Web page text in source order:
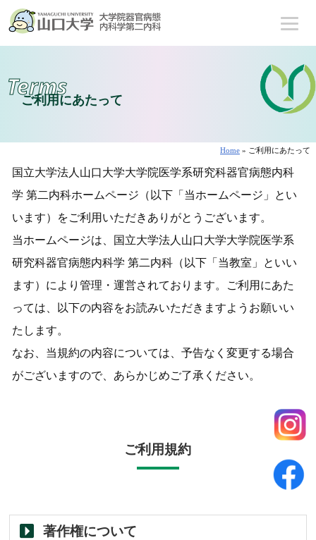
Terms
ご利用にあたって
Home » ご利用にあたって
国立大学法人山口大学大学院医学系研究科器官病態内科
学 第二内科ホームページ（以下「当ホームページ」とい
います）をご利用いただきありがとうございます。
当ホームページは、国立大学法人山口大学大学院医学系
研究科器官病態内科学 第二内科（以下「当教室」といい
ます）により管理・運営されております。ご利用にあた
っては、以下の内容をお読みいただきますようお願いい
たします。
なお、当規約の内容については、予告なく変更する場合
がございますので、あらかじめご了承ください。
ご利用規約
著作権について